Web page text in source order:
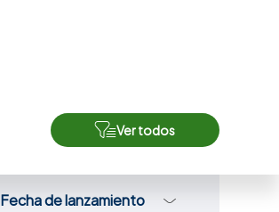
Ver todos
Fecha de lanzamiento